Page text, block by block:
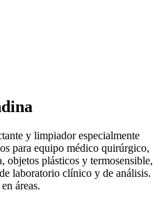
y limpiador especialmente
para equipo médico quirúrgico,
objetos plásticos y termosensible,
laboratorio clínico y de análisis.
áreas.